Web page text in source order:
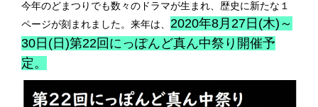
今年のどまつりでも数々のドラマが生まれ、歴史に新たな１
ページが刻まれました。来年は、 2020年8月27日(木)～
30日(日)第22回にっぽんど真ん中祭り開催予
定。